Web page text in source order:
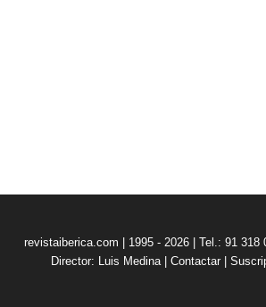
revistaiberica.com | 1995 - 2026 | Tel.: 91 318
Director: Luis Medina| Contactar